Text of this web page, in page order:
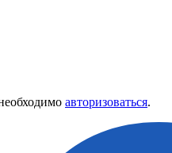
авторизоваться.